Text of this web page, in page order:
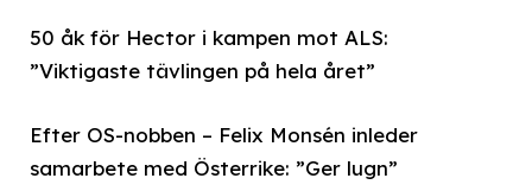
50 åk för Hector i kampen mot ALS:
”Viktigaste tävlingen på hela året”
Efter OS-nobben – Felix Monsén inleder
samarbete med Österrike: ”Ger lugn”